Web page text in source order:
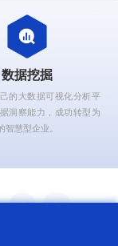
数据挖掘
的大数据可视化分析平
洞察能力，成功转型为
智慧型企业。